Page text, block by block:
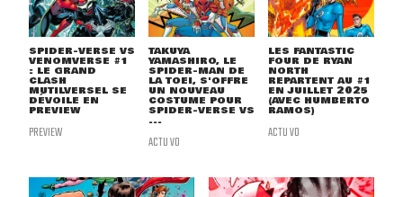
SPIDER-VERSE VS
VENOMVERSE #1
: LE GRAND
CLASH
MUTILVERSEL SE
DÉVOILE EN
PREVIEW
PREVIEW
TAKUYA
YAMASHIRO, LE
SPIDER-MAN DE
LA TOEI, S'OFFRE
UN NOUVEAU
COSTUME POUR
SPIDER-VERSE VS
...
ACTU VO
LES FANTASTIC
FOUR DE RYAN
NORTH
REPARTENT AU #1
EN JUILLET 2025
(AVEC HUMBERTO
RAMOS)
ACTU VO